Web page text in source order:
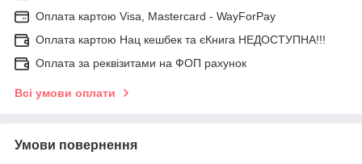
Оплата картою Visa, Mastercard - WayForPay
Оплата картою Нац кешбек та єКнига НЕДОСТУПНА!!!
Оплата за реквізитами на ФОП рахунок
Всі умови оплати
Умови повернення